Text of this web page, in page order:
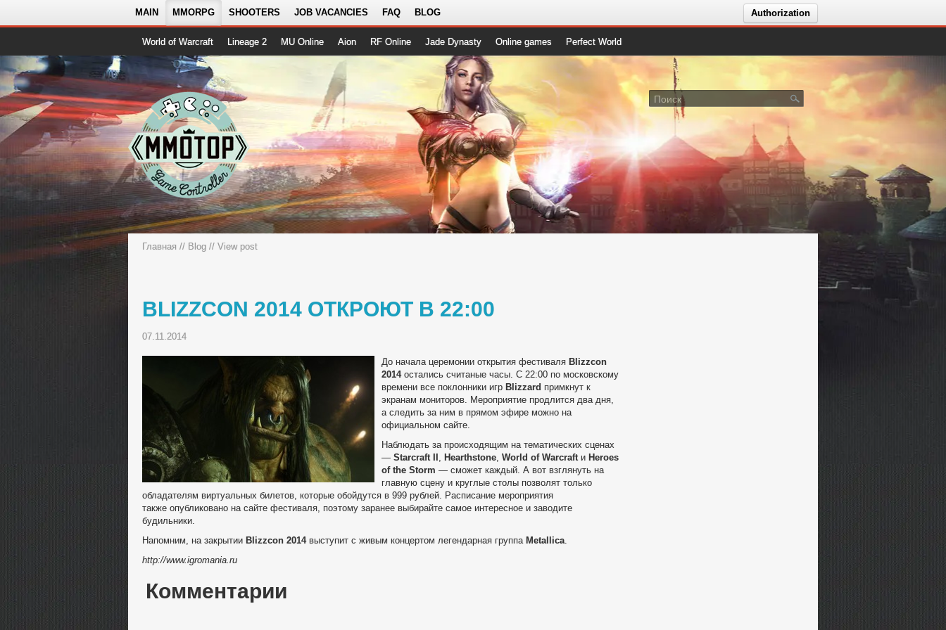
MAIN MMORPG SHOOTERS JOB VACANCIES FAQ BLOG Authorization
World of Warcraft Lineage 2 MU Online Aion RF Online Jade Dynasty Online games Perfect World
Главная // Blog // View post
BLIZZCON 2014 ОТКРОЮТ В 22:00
07.11.2014
До начала церемонии открытия фестиваля Blizzcon
2014 остались считаные часы. С 22:00 по московскому
времени все поклонники игр Blizzard примкнут к
экранам мониторов. Мероприятие продлится два дня,
а следить за ним в прямом эфире можно на
официальном сайте.
Наблюдать за происходящим на тематических сценах
— Starcraft II , Hearthstone, World of Warcraft и Heroes
of the Storm — сможет каждый. А вот взглянуть на
главную сцену и круглые столы позволят только
обладателям виртуальных билетов, которые обойдутся в 999 рублей. Расписание мероприятия
также опубликовано на сайте фестиваля, поэтому заранее выбирайте самое интересное и заводите
будильники.
Напомним, на закрытии Blizzcon 2014выступит с живым концертом легендарная группа Metallica.
http://www.igromania.ru
Комментарии